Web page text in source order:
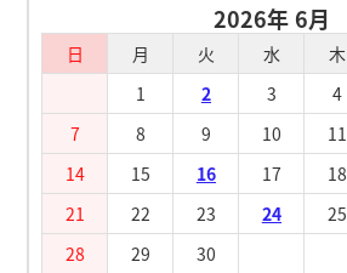
2026年 6月
日 月 火 水 木
1
2 3 4
7
8 9 10 11
14
15 16 17 18
21
22 23 24 25
28
29 30